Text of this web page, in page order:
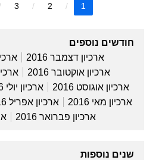
1
2
3
חודשים נוספים
ארכיון דצמבר 2016
ארכיון אוקטובר 2016
ארכיון אוגוסט 2016
ארכיון יולי 2016
ארכיון מאי 2016
ארכיון אפריל 2016
ארכיון פברואר 2016
שנים נוספות